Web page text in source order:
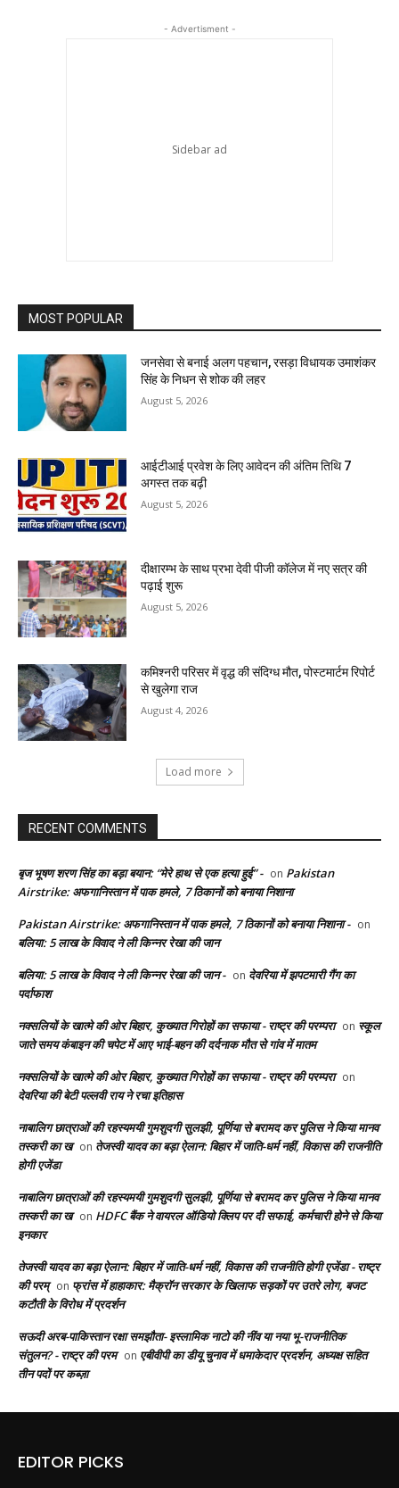
- Advertisment -
MOST POPULAR
जनसेवा से बनाई अलग पहचान, रसड़ा विधायक उमाशंकर
सिंह के निधन से शोक की लहर
August 5, 2026
आईटीआई प्रवेश के लिए आवेदन की अंतिम तिथि 7
अगस्त तक बढ़ी
August 5, 2026
दीक्षारम्भ के साथ प्रभा देवी पीजी कॉलेज में नए सत्र की
पढ़ाई शुरू
August 5, 2026
कमिश्नरी परिसर में वृद्ध की संदिग्ध मौत, पोस्टमार्टम रिपोर्ट
से खुलेगा राज
August 4, 2026
Load more
RECENT COMMENTS
बृज भूषण शरण सिंह का बड़ा बयान: “मेरे हाथ से एक हत्या हुई” - on Pakistan
Airstrike: अफगानिस्तान में पाक हमले, 7 ठिकानों को बनाया निशाना
Pakistan Airstrike: अफगानिस्तान में पाक हमले, 7 ठिकानों को बनाया निशाना - on
बलिया: 5 लाख के विवाद ने ली किन्नर रेखा की जान
बलिया: 5 लाख के विवाद ने ली किन्नर रेखा की जान - on देवरिया में झपटमारी गैंग का
पर्दाफाश
नक्सलियों के खात्मे की ओर बिहार, कुख्यात गिरोहों का सफाया - राष्ट्र की परम्परा on स्कूल
जाते समय कंबाइन की चपेट में आए भाई-बहन की दर्दनाक मौत से गांव में मातम
नक्सलियों के खात्मे की ओर बिहार, कुख्यात गिरोहों का सफाया - राष्ट्र की परम्परा on
देवरिया की बेटी पल्लवी राय ने रचा इतिहास
नाबालिग छात्राओं की रहस्यमयी गुमशुदगी सुलझी, पूर्णिया से बरामद कर पुलिस ने किया मानव
तस्करी का ख on तेजस्वी यादव का बड़ा ऐलान: बिहार में जाति-धर्म नहीं, विकास की राजनीति
होगी एजेंडा
नाबालिग छात्राओं की रहस्यमयी गुमशुदगी सुलझी, पूर्णिया से बरामद कर पुलिस ने किया मानव
तस्करी का ख on HDFC बैंक ने वायरल ऑडियो क्लिप पर दी सफाई, कर्मचारी होने से किया
इनकार
तेजस्वी यादव का बड़ा ऐलान: बिहार में जाति-धर्म नहीं, विकास की राजनीति होगी एजेंडा - राष्ट्र
की परम् on फ्रांस में हाहाकार: मैक्रॉन सरकार के खिलाफ सड़कों पर उतरे लोग, बजट
कटौती के विरोध में प्रदर्शन
सऊदी अरब-पाकिस्तान रक्षा समझौता- इस्लामिक नाटो की नींव या नया भू-राजनीतिक
संतुलन? - राष्ट्र की परम on एबीवीपी का डीयू चुनाव में धमाकेदार प्रदर्शन, अध्यक्ष सहित
तीन पदों पर कब्ज़ा
EDITOR PICKS